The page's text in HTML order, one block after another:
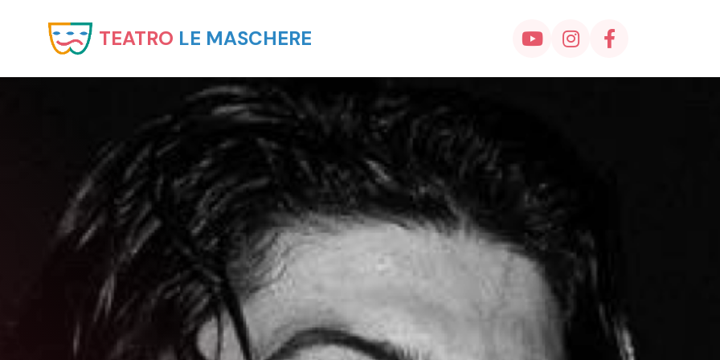
TEATRO LE MASCHERE